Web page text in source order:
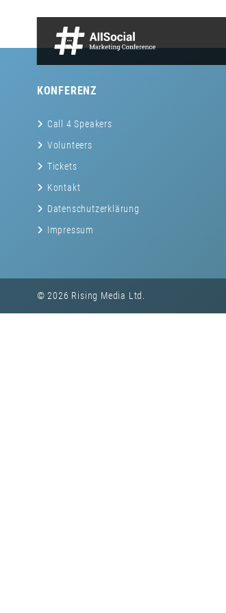
KONFERENZ
Call 4 Speakers
Volunteers
Tickets
Kontakt
Datenschutzerklärung
Impressum
© 2026 Rising Media Ltd.